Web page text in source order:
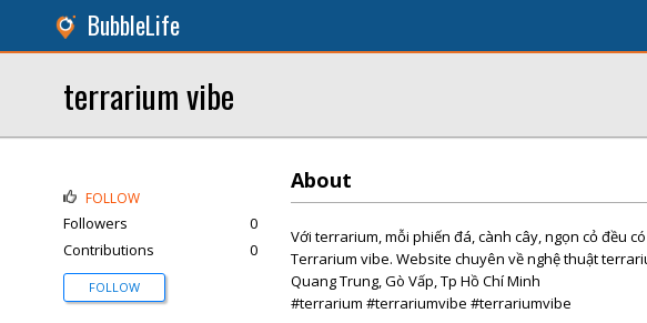
BubbleLife
terrarium vibe
About
Với terrarium, mỗi phiến đá, cành cây, ngọn cỏ đều
Terrarium vibe. Website chuyên về nghệ thuật
Quang Trung, Gò Vấp, Tp Hồ Chí Minh
#terrarium #terrariumvibe #terrariumvibe
FOLLOW
Followers
0
Contributions
0
FOLLOW